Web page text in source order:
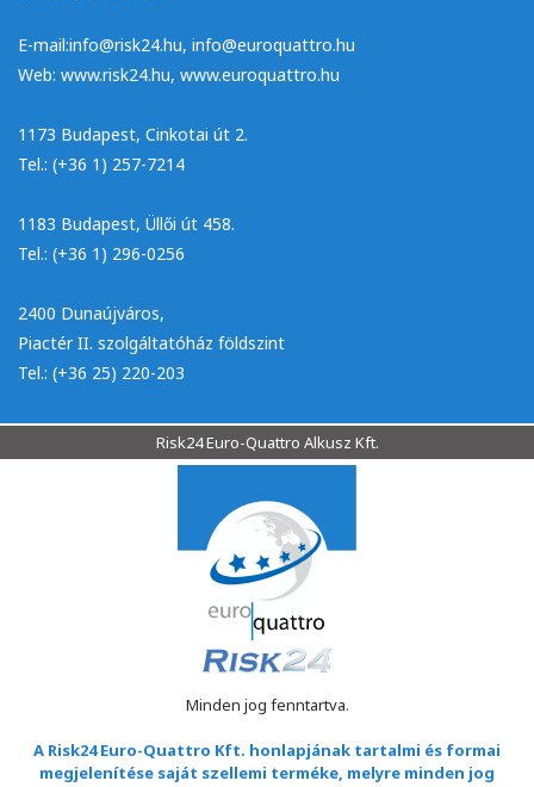
E-mail:info@risk24.hu, info@euroquattro.hu
Web: www.risk24.hu, www.euroquattro.hu
1173 Budapest, Cinkotai út 2.
Tel.: (+36 1) 257-7214
1183 Budapest, Üllői út 458.
Tel.: (+36 1) 296-0256
2400 Dunaújváros,
Piactér II. szolgáltatóház földszint
Tel.: (+36 25) 220-203
Risk24 Euro-Quattro Alkusz Kft.
Minden jog fenntartva.
A Risk24 Euro-Quattro Kft. honlapjának tartalmi és formai
megjelenítése saját szellemi terméke, melyre minden jog